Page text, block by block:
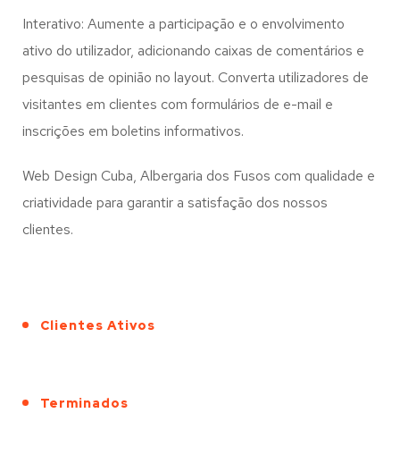
Interativo: Aumente a participação e o envolvimento
ativo do utilizador, adicionando caixas de comentários e
pesquisas de opinião no layout. Converta utilizadores de
visitantes em clientes com formulários de e-mail e
inscrições em boletins informativos.
Web Design Cuba, Albergaria dos Fusos com qualidade e
criatividade para garantir a satisfação dos nossos
clientes.
Clientes Ativos
Terminados